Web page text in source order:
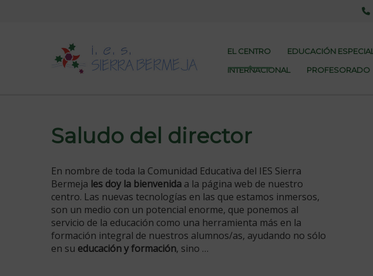
EL CENTRO EDUCACIÓN ESPECIAL
INTERNACIONAL
PROFESORADO
Saludo del director
En nombre de toda la Comunidad Educativa del IES Sierra
Bermeja les doy la bienvenida a la página web de nuestro
centro. Las nuevas tecnologías en las que estamos inmersos,
son un medio con un potencial enorme, que ponemos al
servicio de la educación como una herramienta más en la
formación integral de nuestros alumnos/as, ayudando no sólo
en su educación y formación, sino …